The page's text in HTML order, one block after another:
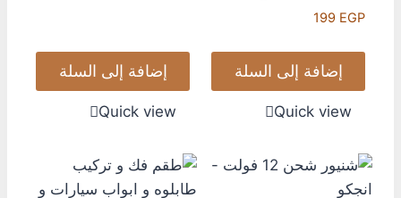
199 EGP
إضافة إلى السلة
Quick view
إضافة إلى السلة
Quick view